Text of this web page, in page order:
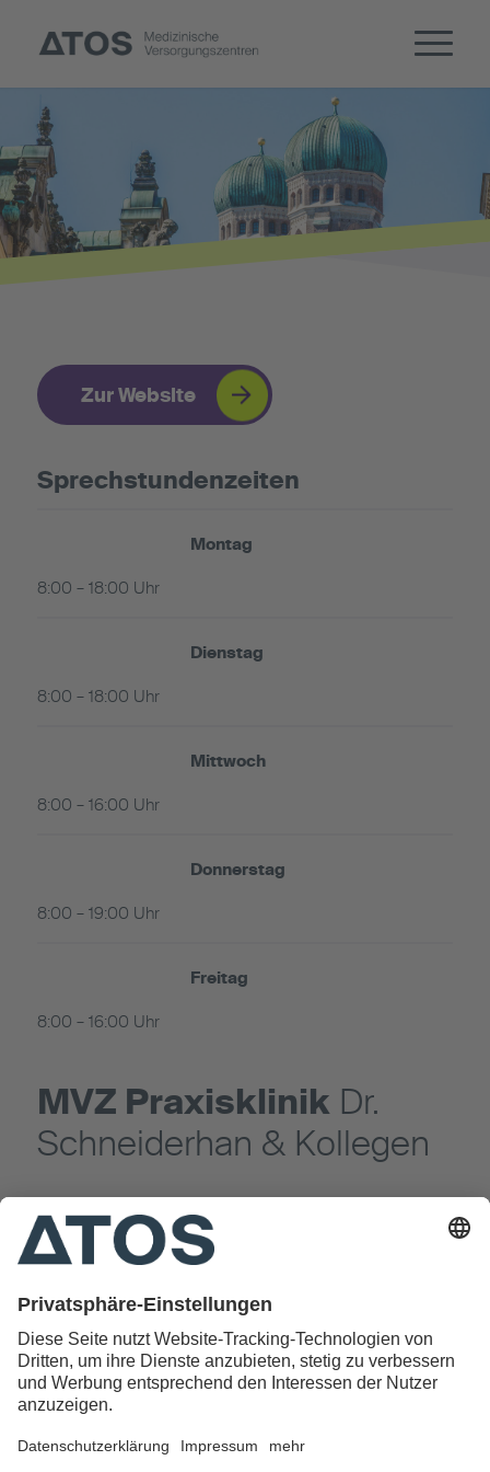
MVZ PraxisklinikDr.
Schneiderhan & Kollegen
MVZ Praxisklinik Dr. Schneiderhan &
Kollegen
82024 Taufkirchen
089 - 6145100
info@orthopaede.com
Zur Website
Sprechstundenzeiten
Montag
8:00 – 18:00 Uhr
Dienstag
8:00 – 18:00 Uhr
Mittwoch
8:00 – 16:00 Uhr
Donnerstag
8:00 – 19:00 Uhr
Freitag
8:00 – 16:00 Uhr